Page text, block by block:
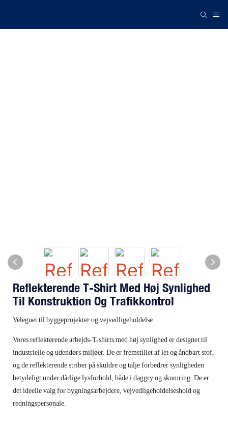
Reflekterende T-Shirt Med Høj Synlighed
Til Konstruktion Og Trafikkontrol
Velegnet til byggeprojekter og vejvedligeholdelse
Vores reflekterende arbejds-T-shirts med høj synlighed er designet til
industrielle og udendørs miljøer. De er fremstillet af let og åndbart stof,
og de reflekterende striber på skuldre og talje forbedrer synligheden
betydeligt under dårlige lysforhold, både i daggry og skumring. De er
det ideelle valg for bygningsarbejdere, vejvedligeholdelseshold og
redningspersonale.